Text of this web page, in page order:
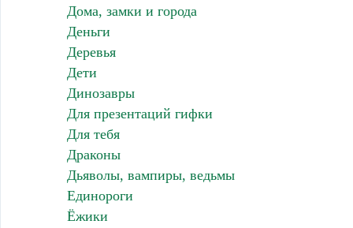
Дома, замки и города
Деньги
Деревья
Дети
Динозавры
Для презентаций гифки
Для тебя
Драконы
Дьяволы, вампиры, ведьмы
Единороги
Ёжики